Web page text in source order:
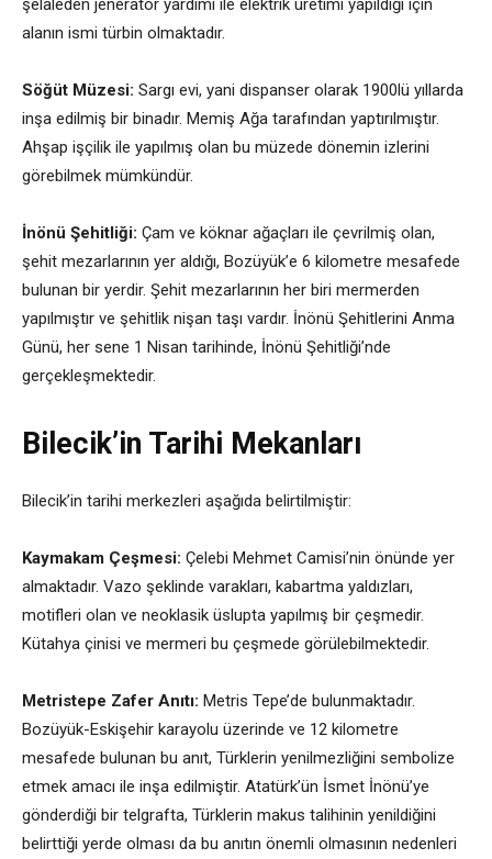
şelaleden jeneratör yardımı ile elektrik üretimi yapıldığı için
alanın ismi türbin olmaktadır.
Söğüt Müzesi: Sargı evi, yani dispanser olarak 1900lü yıllarda
inşa edilmiş bir binadır. Memiş Ağa tarafından yaptırılmıştır.
Ahşap işçilik ile yapılmış olan bu müzede dönemin izlerini
görebilmek mümkündür.
İnönü Şehitliği: Çam ve köknar ağaçları ile çevrilmiş olan,
şehit mezarlarının yer aldığı, Bozüyük’e 6 kilometre mesafede
bulunan bir yerdir. Şehit mezarlarının her biri mermerden
yapılmıştır ve şehitlik nişan taşı vardır. İnönü Şehitlerini Anma
Günü, her sene 1 Nisan tarihinde, İnönü Şehitliği’nde
gerçekleşmektedir.
Bilecik’in Tarihi Mekanları
Bilecik’in tarihi merkezleri aşağıda belirtilmiştir:
Kaymakam Çeşmesi: Çelebi Mehmet Camisi’nin önünde yer
almaktadır. Vazo şeklinde varakları, kabartma yaldızları,
motifleri olan ve neoklasik üslupta yapılmış bir çeşmedir.
Kütahya çinisi ve mermeri bu çeşmede görülebilmektedir.
Metristepe Zafer Anıtı: Metris Tepe’de bulunmaktadır.
Bozüyük-Eskişehir karayolu üzerinde ve 12 kilometre
mesafede bulunan bu anıt, Türklerin yenilmezliğini sembolize
etmek amacı ile inşa edilmiştir. Atatürk’ün İsmet İnönü’ye
gönderdiği bir telgrafta, Türklerin makus talihinin yenildiğini
belirttiği yerde olması da bu anıtın önemli olmasının nedenleri